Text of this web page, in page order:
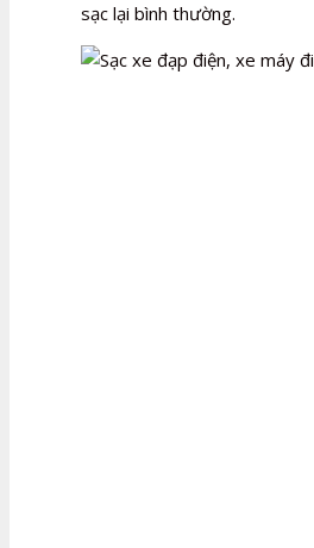
sạc lại bình thường.